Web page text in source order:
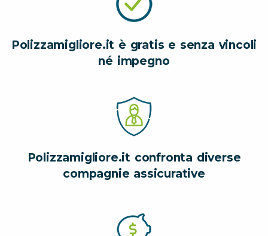
Polizzamigliore.it è gratis e senza vincoli
né impegno
Polizzamigliore.it confronta diverse
compagnie assicurative